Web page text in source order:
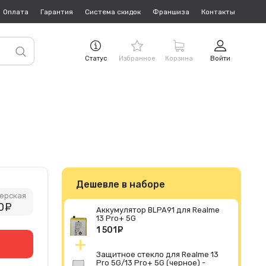
Оплата Гарантия Система скидок Франшиза Контакты
Статус Избранное Корзина Войти
Дешевле в наборе
Аккумулятор BLPA91 для Realme
13 Pro+ 5G
1 501
Защитное стекло для Realme 13
Pro 5G/13 Pro+ 5G (черное) -